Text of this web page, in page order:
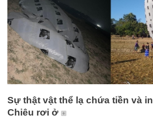
Sự thật vật thể lạ chứa tiền và
Chiêu rơi ở